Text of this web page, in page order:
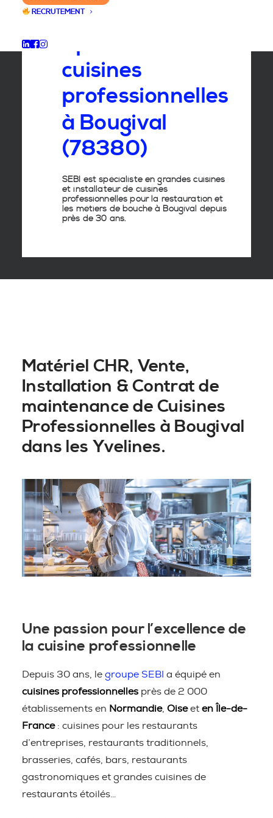
RECRUTEMENTGROUPE SEBI
Spécialiste
cuisines
professionnelles
à Bougival
(78380)
SEBI est spécialiste en grandes cuisines
et installateur de cuisines
professionnelles pour la restauration et
les métiers de bouche à Bougival depuis
près de 30 ans.
Matériel CHR, Vente,
Installation & Contrat de
maintenance de Cuisines
Professionnelles à Bougival
dans les Yvelines.
Une passion pour l’excellence de
la cuisine professionnelle
Depuis 30 ans, le groupe SEBI a équipé en
cuisines professionnelles près de 2 000
établissements en Normandie, Oiseet en Île-de-
France: cuisines pour les restaurants
d’entreprises, restaurants traditionnels,
brasseries, cafés, bars, restaurants
gastronomiques et grandes cuisines de
restaurants étoilés…